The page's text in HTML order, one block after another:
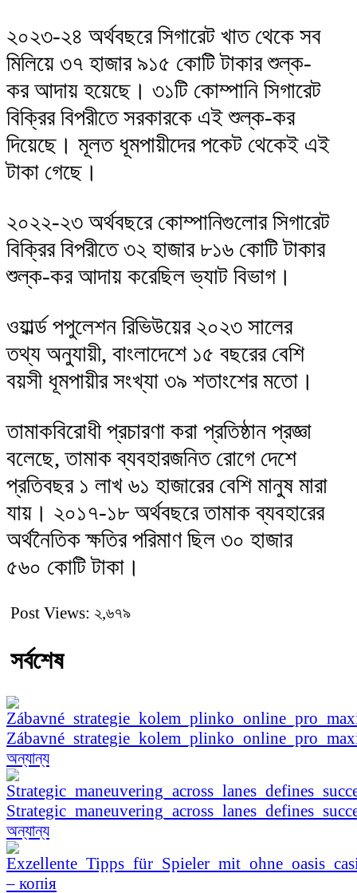
২০২৩-২৪ অর্থবছরে সিগারেট খাত থেকে সব
মিলিয়ে ৩৭ হাজার ৯১৫ কোটি টাকার শুল্ক-
কর আদায় হয়েছে। ৩১টি কোম্পানি সিগারেট
বিক্রির বিপরীতে সরকারকে এই শুল্ক-কর
দিয়েছে। মূলত ধূমপায়ীদের পকেট থেকেই এই
টাকা গেছে।
২০২২-২৩ অর্থবছরে কোম্পানিগুলোর সিগারেট
বিক্রির বিপরীতে ৩২ হাজার ৮১৬ কোটি টাকার
শুল্ক-কর আদায় করেছিল ভ্যাট বিভাগ।
ওয়ার্ল্ড পপুলেশন রিভিউয়ের ২০২৩ সালের
তথ্য অনুযায়ী, বাংলাদেশে ১৫ বছরের বেশি
বয়সী ধূমপায়ীর সংখ্যা ৩৯ শতাংশের মতো।
তামাকবিরোধী প্রচারণা করা প্রতিষ্ঠান প্রজ্ঞা
বলেছে, তামাক ব্যবহারজনিত রোগে দেশে
প্রতিবছর ১ লাখ ৬১ হাজারের বেশি মানুষ মারা
যায়। ২০১৭-১৮ অর্থবছরে তামাক ব্যবহারের
অর্থনৈতিক ক্ষতির পরিমাণ ছিল ৩০ হাজার
৫৬০ কোটি টাকা।
Post Views: ২,৬৭৯
সর্বশেষ
অন্যান্য
অন্যান্য